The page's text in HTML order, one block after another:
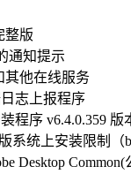
整版
通知提示
其他在线服务
志上报程序
程序 v6.4.0.359 版
系统上安装限制（
Desktop Common(